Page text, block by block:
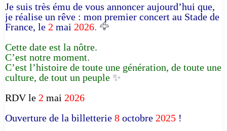
Je suis très ému de vous annoncer aujourd’hui que,
je réalise un rêve : mon premier concert au Stade de
France, le 2 mai 2026. 🦅
Cette date est la nôtre.
C’est notre moment.
C’est l’histoire de toute une génération, de toute une
culture, de tout un peuple ✨
RDV le 2 mai 2026
Ouverture de la billetterie 8 octobre 2025 !